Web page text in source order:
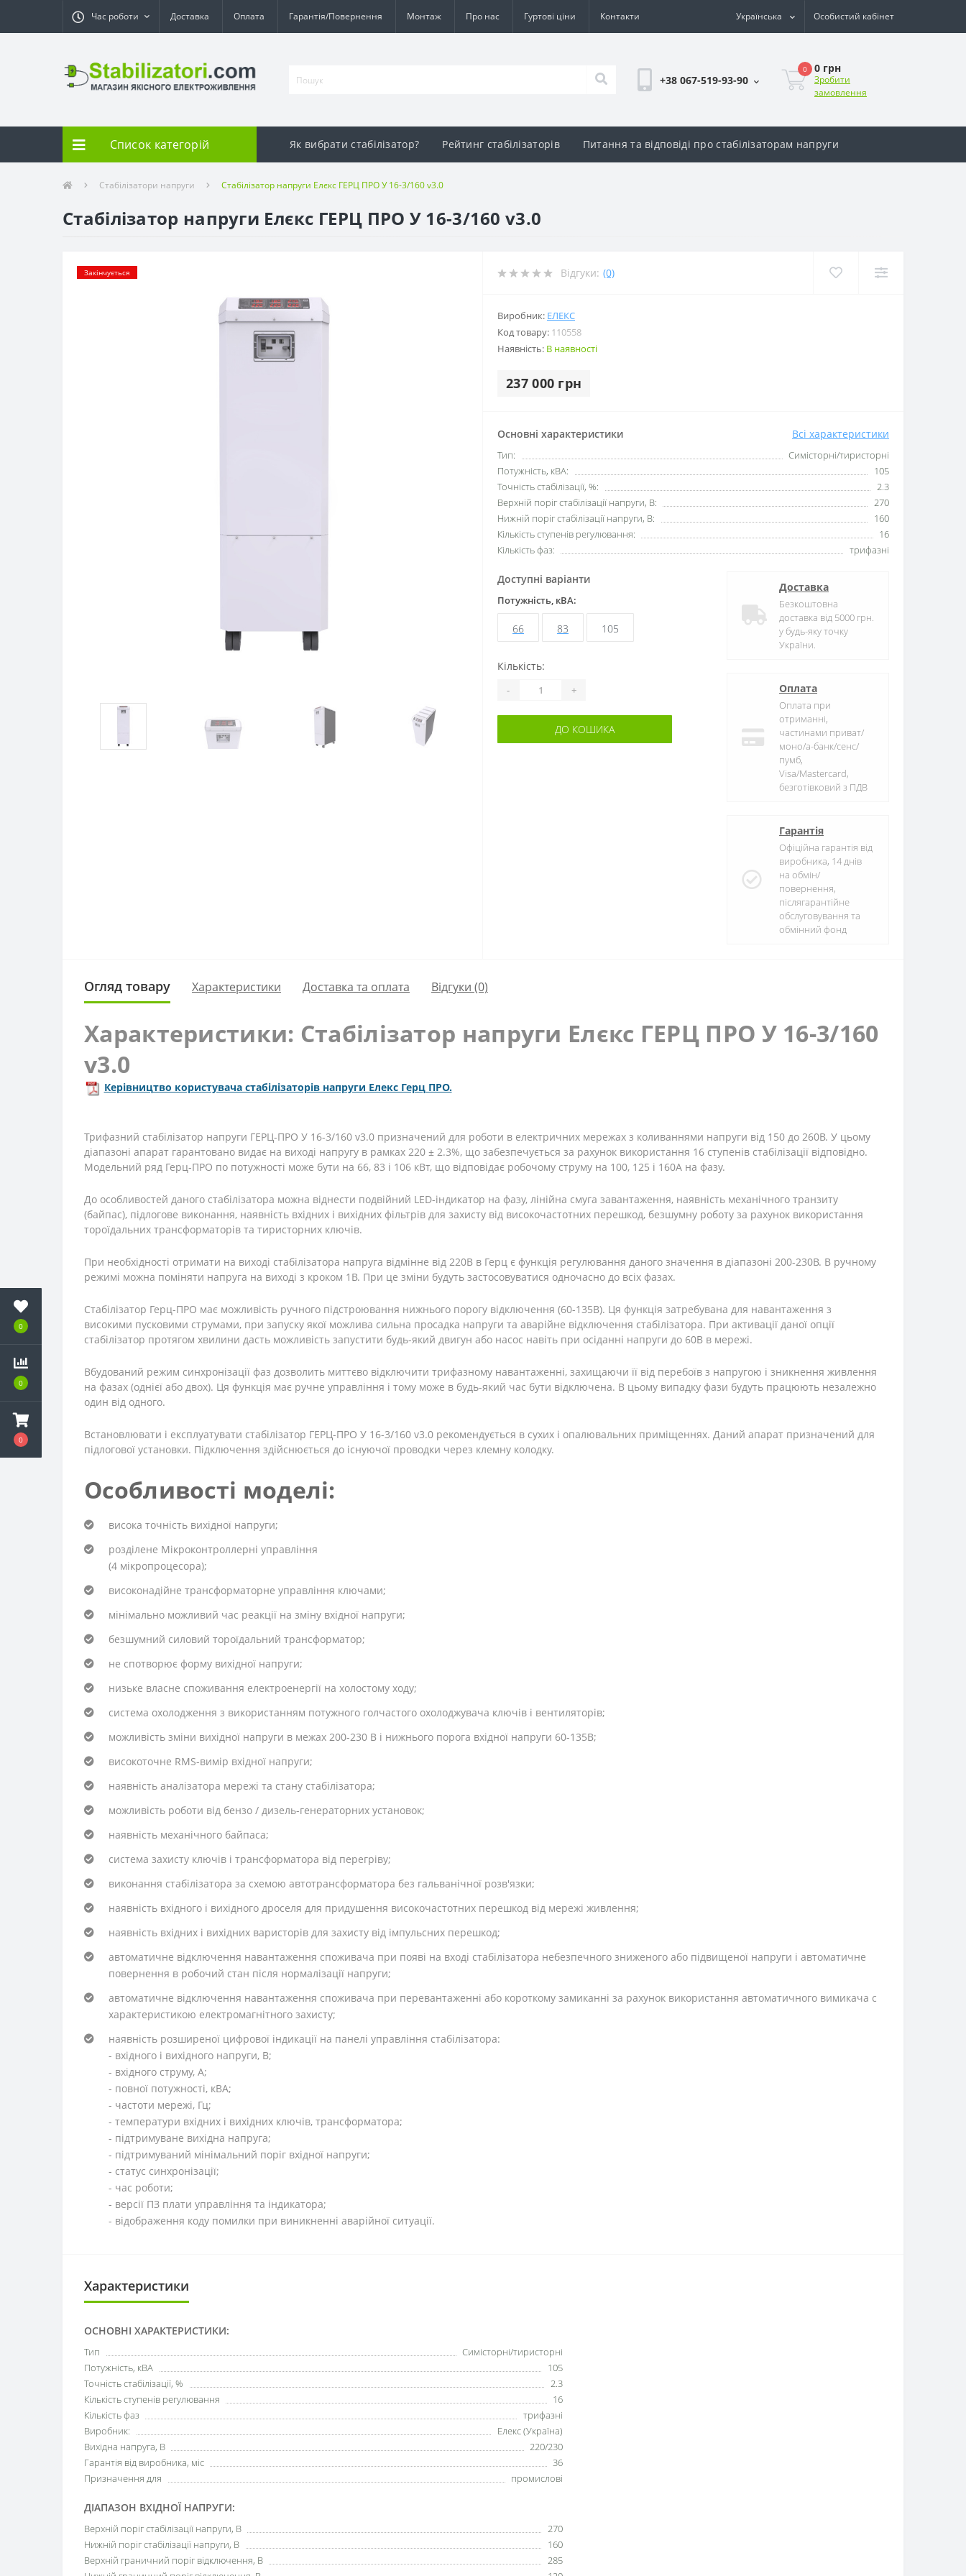
0
0
0
Час роботи Доставка Оплата Гарантія/Повернення Монтаж Про нас Гуртові ціни Контакти Українська Особистий кабінет
+38 067-519-93-90
0 0 грн
Зробити
замовлення
Список категорій Як вибрати стабілізатор? Рейтинг стабілізаторів Питання та відповіді про стабілізаторам напруги
Стабілізатори напруги Стабілізатор напруги Елєкс ГЕРЦ ПРО У 16-3/160 v3.0
Стабілізатор напруги Елєкс ГЕРЦ ПРО У 16-3/160 v3.0
Закінчується Відгуки: (0)
Виробник: ЕЛЕКС
Код товару: 110558
Наявність: В наявності
237 000 грн
Основні характеристики Всі характеристики
Тип:
Симісторні/тиристорні
Потужність, кВА:
105
Точність стабілізації, %:
2.3
Верхній поріг стабілізації напруги, В:
270
Нижній поріг стабілізації напруги, В:
160
Кількість ступенів регулювання:
16
Кількість фаз:
трифазні
Доступні варіанти
Потужність, кВА:
66 83 105
Кількість:
- +
ДО КОШИКА
Доставка
Безкоштовна
доставка від 5000 грн.
у будь-яку точку
України.
Оплата
Оплата при
отриманні,
частинами приват/
моно/а-банк/сенс/
пумб,
Visa/Mastercard,
безготівковий з ПДВ
Гарантія
Офіційна гарантія від
виробника, 14 днів
на обмін/
повернення,
післягарантійне
обслуговування та
обмінний фонд
Огляд товару Характеристики Доставка та оплата Відгуки (0)
Характеристики: Стабілізатор напруги Елєкс ГЕРЦ ПРО У 16-3/160
v3.0
Керівництво користувача стабілізаторів напруги Елекс Герц ПРО.
Трифазний стабілізатор напруги ГЕРЦ-ПРО У 16-3/160 v3.0 призначений для роботи в електричних мережах з коливаннями напруги від 150 до 260В. У цьому
діапазоні апарат гарантовано видає на виході напругу в рамках 220 ± 2.3%, що забезпечується за рахунок використання 16 ступенів стабілізації відповідно.
Модельний ряд Герц-ПРО по потужності може бути на 66, 83 і 106 кВт, що відповідає робочому струму на 100, 125 і 160А на фазу.
До особливостей даного стабілізатора можна віднести подвійний LED-індикатор на фазу, лінійна смуга завантаження, наявність механічного транзиту
(байпас), підлогове виконання, наявність вхідних і вихідних фільтрів для захисту від високочастотних перешкод, безшумну роботу за рахунок використання
тороїдальних трансформаторів та тиристорних ключів.
При необхідності отримати на виході стабілізатора напруга відмінне від 220В в Герц є функція регулювання даного значення в діапазоні 200-230В. В ручному
режимі можна поміняти напруга на виході з кроком 1В. При це зміни будуть застосовуватися одночасно до всіх фазах.
Стабілізатор Герц-ПРО має можливість ручного підстроювання нижнього порогу відключення (60-135В). Ця функція затребувана для навантаження з
високими пусковими струмами, при запуску якої можлива сильна просадка напруги та аварійне відключення стабілізатора. При активації даної опції
стабілізатор протягом хвилини дасть можливість запустити будь-який двигун або насос навіть при осіданні напруги до 60В в мережі.
Вбудований режим синхронізації фаз дозволить миттєво відключити трифазному навантаженні, захищаючи її від перебоїв з напругою і зникнення живлення
на фазах (однієї або двох). Ця функція має ручне управління і тому може в будь-який час бути відключена. В цьому випадку фази будуть працюють незалежно
один від одного.
Встановлювати і експлуатувати стабілізатор ГЕРЦ-ПРО У 16-3/160 v3.0 рекомендується в сухих і опалювальних приміщеннях. Даний апарат призначений для
підлогової установки. Підключення здійснюється до існуючої проводки через клемну колодку.
Особливості моделі:
висока точність вихідної напруги;
розділене Мікроконтроллерні управління
(4 мікропроцесора);
високонадійне трансформаторне управління ключами;
мінімально можливий час реакції на зміну вхідної напруги;
безшумний силовий тороїдальний трансформатор;
не спотворює форму вихідної напруги;
низьке власне споживання електроенергії на холостому ходу;
система охолодження з використанням потужного голчастого охолоджувача ключів і вентиляторів;
можливість зміни вихідної напруги в межах 200-230 В і нижнього порога вхідної напруги 60-135В;
високоточне RMS-вимір вхідної напруги;
наявність аналізатора мережі та стану стабілізатора;
можливість роботи від бензо / дизель-генераторних установок;
наявність механічного байпаса;
система захисту ключів і трансформатора від перегріву;
виконання стабілізатора за схемою автотрансформатора без гальванічної розв'язки;
наявність вхідного і вихідного дроселя для придушення високочастотних перешкод від мережі живлення;
наявність вхідних і вихідних варисторів для захисту від імпульсних перешкод;
автоматичне відключення навантаження споживача при появі на вході стабілізатора небезпечного зниженого або підвищеної напруги і автоматичне
повернення в робочий стан після нормалізації напруги;
автоматичне відключення навантаження споживача при перевантаженні або короткому замиканні за рахунок використання автоматичного вимикача с
характеристикою електромагнітного захисту;
наявність розширеної цифрової індикації на панелі управління стабілізатора:
- вхідного і вихідного напруги, В;
- вхідного струму, А;
- повної потужності, кВА;
- частоти мережі, Гц;
- температури вхідних і вихідних ключів, трансформатора;
- підтримуване вихідна напруга;
- підтримуваний мінімальний поріг вхідної напруги;
- статус синхронізації;
- час роботи;
- версії ПЗ плати управління та індикатора;
- відображення коду помилки при виникненні аварійної ситуації.
Характеристики
ОСНОВНІ ХАРАКТЕРИСТИКИ:
Тип
Симісторні/тиристорні
Потужність, кВА
105
Точність стабілізації, %
2.3
Кількість ступенів регулювання
16
Кількість фаз
трифазні
Виробник:
Елекс (Україна)
Вихідна напруга, В
220/230
Гарантія від виробника, міс
36
Призначення для
промислові
ДІАПАЗОН ВХІДНОЇ НАПРУГИ:
Верхній поріг стабілізації напруги, В
270
Нижній поріг стабілізації напруги, В
160
Верхній граничний поріг відключення, В
285